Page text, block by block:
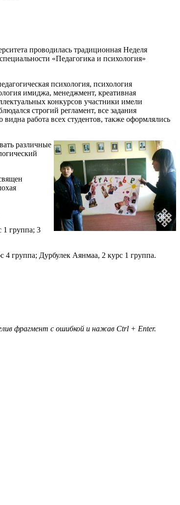
проводилась традиционная Неделя
«Педагогика и психология»
психология, психология
имиджа, менеджмент, креативная
конкурсов участники имели
строгий регламент, все задания
работа всех студентов, также оформлялись
различные
1 группа; 3
группа; Дурбулек Аянмаа, 2 курс 1 группа.
фрагмент с ошибкой и нажав Ctrl + Enter.